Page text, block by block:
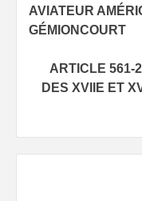
AVIATEUR
GÉMIONCOURT
ARTICLE 561-
DES XVIIE ET